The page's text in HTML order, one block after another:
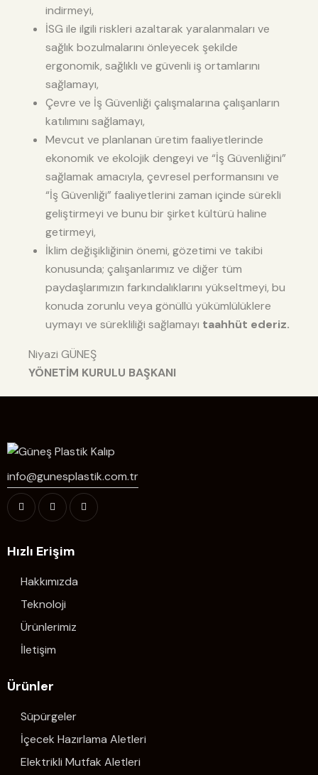
indirmeyi,
İSG ile ilgili riskleri azaltarak yaralanmaları ve
sağlık bozulmalarını önleyecek şekilde
ergonomik, sağlıklı ve güvenli iş ortamlarını
sağlamayı,
Çevre ve İş Güvenliği çalışmalarına çalışanların
katılımını sağlamayı,
Mevcut ve planlanan üretim faaliyetlerinde
ekonomik ve ekolojik dengeyi ve “İş Güvenliğini”
sağlamak amacıyla, çevresel performansını ve
“İş Güvenliği” faaliyetlerini zaman içinde sürekli
geliştirmeyi ve bunu bir şirket kültürü haline
getirmeyi,
İklim değişikliğinin önemi, gözetimi ve takibi
konusunda; çalışanlarımız ve diğer tüm
paydaşlarımızın farkındalıklarını yükseltmeyi, bu
konuda zorunlu veya gönüllü yükümlülüklere
uymayı ve sürekliliği sağlamayı taahhüt ederiz.
Niyazi GÜNEŞ
YÖNETİM KURULU BAŞKANI
info@gunesplastik.com.tr
Hızlı Erişim
Hakkımızda
Teknoloji
Ürünlerimiz
İletişim
Ürünler
Süpürgeler
İçecek Hazırlama Aletleri
Elektrikli Mutfak Aletleri